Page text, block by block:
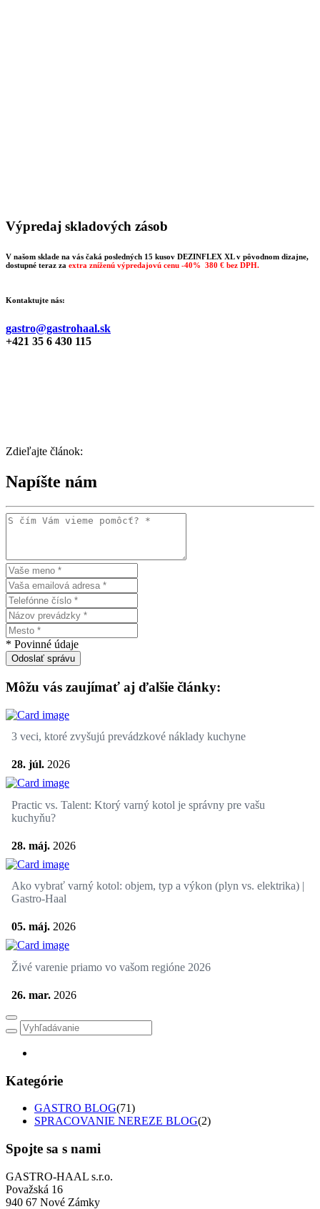
Výpredaj skladových zásob
V našom sklade na vás čaká posledných 15 kusov DEZINFLEX XL v pôvodnom dizajne,
dostupné teraz za extra zníženú výpredajovú cenu -40% 380 € bez DPH.
Kontaktujte nás:
gastro@gastrohaal.sk
+421 35 6 430 115
Zdieľajte článok:
Napíšte nám
* Povinné údaje
Odoslať správu
Môžu vás zaujímať aj ďalšie články:
3 veci, ktoré zvyšujú prevádzkové náklady kuchyne
28. júl. 2026
Practic vs. Talent: Ktorý varný kotol je správny pre vašu
kuchyňu?
28. máj. 2026
Ako vybrať varný kotol: objem, typ a výkon (plyn vs. elektrika) |
Gastro-Haal
05. máj. 2026
Živé varenie priamo vo vašom regióne 2026
26. mar. 2026
Kategórie
GASTRO BLOG(71)
SPRACOVANIE NEREZE BLOG(2)
Spojte sa s nami
GASTRO-HAAL s.r.o.
Považská 16
940 67 Nové Zámky